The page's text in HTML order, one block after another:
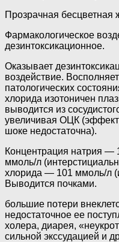
Прозрачная бесцветная
Фармакологическое
дезинтоксикационное.
Оказывает
воздействие.
патологических
хлорида изотоничен
выводится из
увеличивая ОЦК
шоке недостаточна).
Концентрация натрия —
ммоль/л
хлорида — 101 ммоль/л
Выводится почками.
большие потери
недостаточное ее
холера, диарея,
сильной экссудацией и